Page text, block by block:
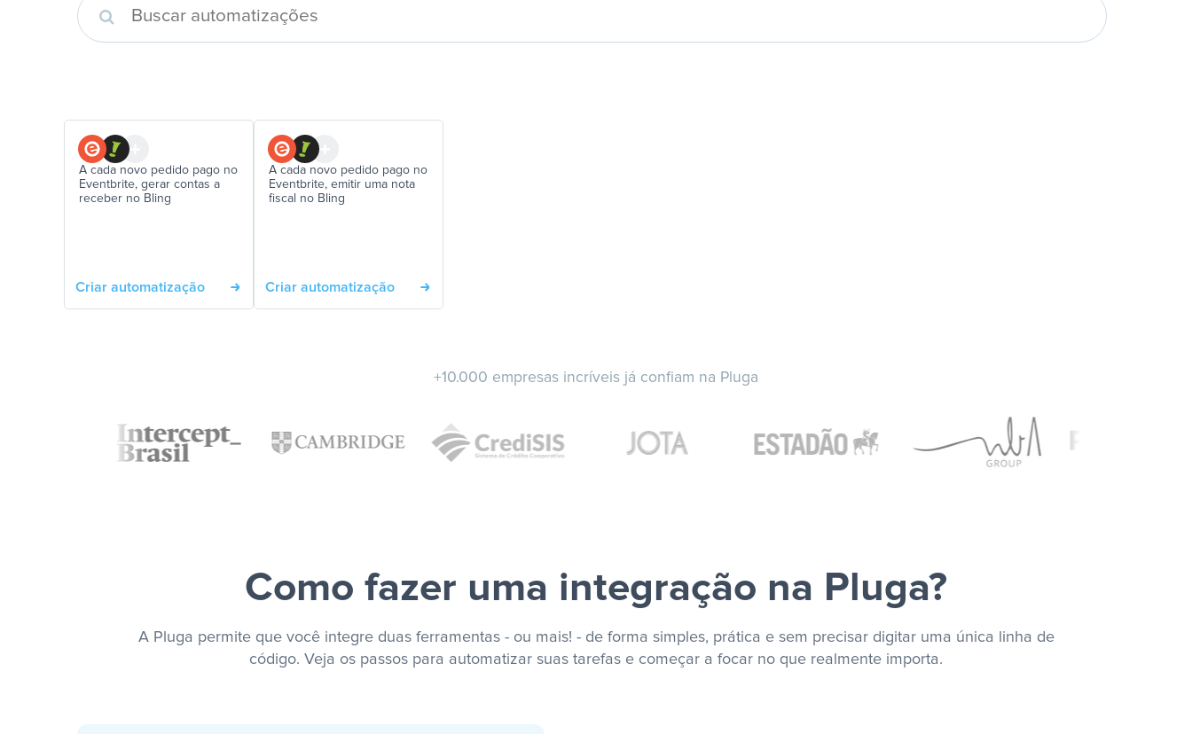
A cada novo pedido pago no
Eventbrite, gerar contas a
receber no Bling
Criar automatização
A cada novo pedido pago no
Eventbrite, emitir uma nota
fiscal no Bling
Criar automatização
+10.000 empresas incríveis já confiam na Pluga
Como fazer uma integração na Pluga?
A Pluga permite que você integre duas ferramentas - ou mais! - de forma simples, prática e sem precisar digitar uma única linha de
código. Veja os passos para automatizar suas tarefas e começar a focar no que realmente importa.